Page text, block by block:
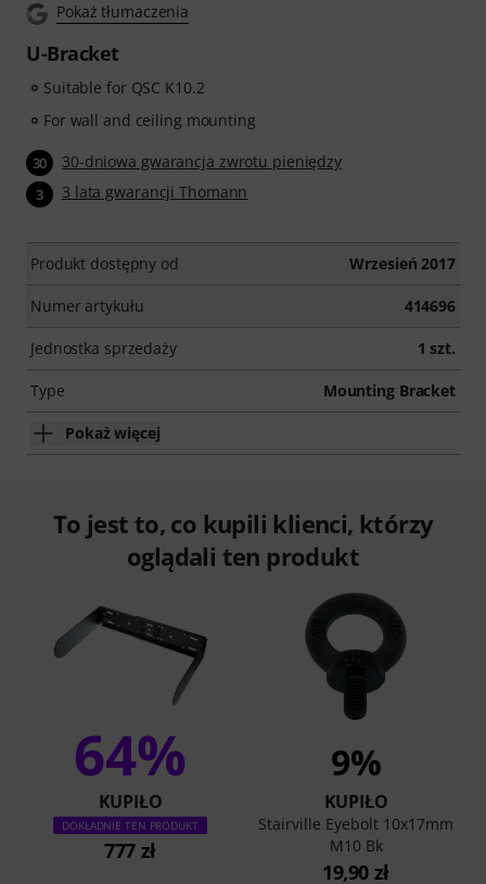
Pokaż tłumaczenia
U-Bracket
Suitable for QSC K10.2
For wall and ceiling mounting
30 30-dniowa gwarancja zwrotu pieniędzy
3 3 lata gwarancji Thomann
Produkt dostępny od Wrzesień 2017
Numer artykułu 414696
Jednostka sprzedaży 1 szt.
Type Mounting Bracket
Pokaż więcej
To jest to, co kupili klienci, którzy
oglądali ten produkt
64%
KUPIŁO
DOKŁADNIE TEN PRODUKT
777 zł
9%
KUPIŁO
Stairville Eyebolt 10x17mm
M10 Bk
19,90 zł